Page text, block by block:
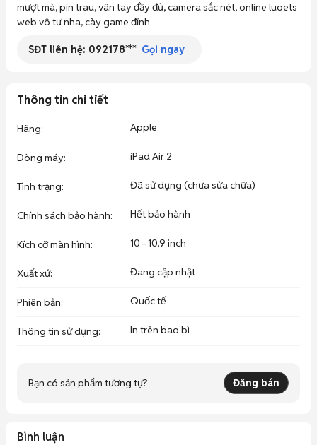
mượt mà, pin trau, vân tay đầy đủ, camera sắc nét, online luoets
web vô tư nha, cày game đỉnh
SĐT liên hệ: 092178*** Gọi ngay
Thông tin chi tiết
Hãng: Apple
Dòng máy: iPad Air 2
Tình trạng: Đã sử dụng (chưa sửa chữa)
Chính sách bảo hành: Hết bảo hành
Kích cỡ màn hình: 10 - 10.9 inch
Xuất xứ: Đang cập nhật
Phiên bản: Quốc tế
Thông tin sử dụng: In trên bao bì
Bạn có sản phẩm tương tự? Đăng bán
Bình luận